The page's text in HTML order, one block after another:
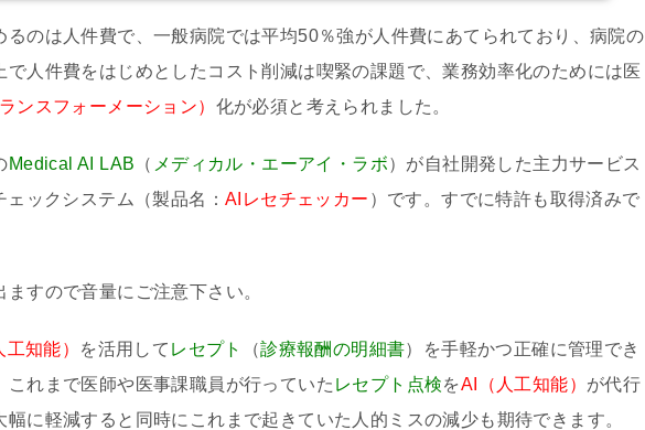
るのは人件費で、一般病院では平均50％強が人件費にあてられており、病院の
で人件費をはじめとしたコスト削減は喫緊の課題で、業務効率化のためには医
ンスフォーメーション） 化が必須と考えられました。
Medical AI LAB （ メディカル・エーアイ・ラボ）が自社開発した主力サービス
ックシステム（製品名： AIレセチェッカー ）です。すでに特許も取得済みで
すので音量にご注意下さい。
知能） を活用して レセプト （診療報酬の明細書）を手軽かつ正確に管理でき
これまで医師や医事課職員が行っていた レセプト点検をAI（人工知能） が代行
幅に軽減すると同時にこれまで起きていた人的ミスの減少も期待できます。